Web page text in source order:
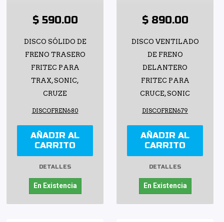
$ 590.00
DISCO SÓLIDO DE
FRENO TRASERO
FRITEC PARA
TRAX, SONIC,
CRUZE
DISCOFREN680
AÑADIR AL
CARRITO
DETALLES
En Existencia
$ 890.00
DISCO VENTILADO
DE FRENO
DELANTERO
FRITEC PARA
CRUCE, SONIC
DISCOFREN679
AÑADIR AL
CARRITO
DETALLES
En Existencia